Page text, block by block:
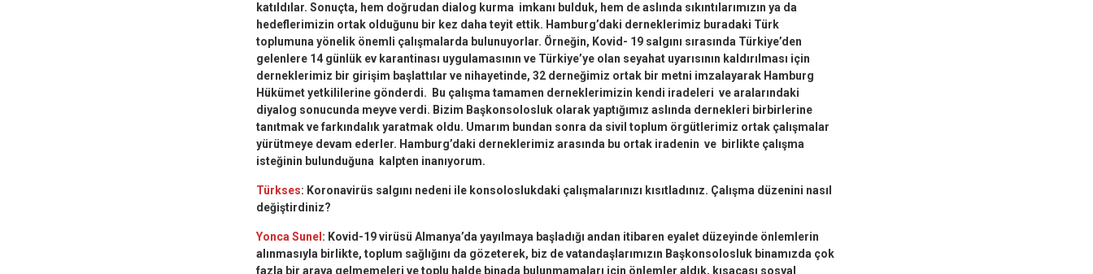
katıldılar. Sonuçta, hem doğrudan dialog kurma imkanı bulduk, hem de aslında sıkıntılarımızın ya da
hedeflerimizin ortak olduğunu bir kez daha teyit ettik. Hamburg’daki derneklerimiz buradaki Türk
toplumuna yönelik önemli çalışmalarda bulunuyorlar. Örneğin, Kovid- 19 salgını sırasında Türkiye’den
gelenlere 14 günlük ev karantinası uygulamasının ve Türkiye’ye olan seyahat uyarısının kaldırılması için
derneklerimiz bir girişim başlattılar ve nihayetinde, 32 derneğimiz ortak bir metni imzalayarak Hamburg
Hükümet yetkililerine gönderdi.
Bu çalışma tamamen derneklerimizin kendi iradeleri ve aralarındaki
diyalog sonucunda meyve verdi. Bizim Başkonsolosluk olarak yaptığımız aslında dernekleri birbirlerine
tanıtmak ve farkındalık yaratmak oldu. Umarım bundan sonra da sivil toplum örgütlerimiz ortak çalışmalar
yürütmeye devam ederler. Hamburg’daki derneklerimiz arasında bu ortak iradenin ve birlikte çalışma
isteğinin bulunduğuna kalpten inanıyorum.
Türkses: Koronavirüs salgını nedeni ile konsoloslukdaki çalışmalarınızı kısıtladınız. Çalışma düzenini nasıl
değiştirdiniz?
Yonca Sunel : Kovid-19 virüsü Almanya’da yayılmaya başladığı andan itibaren eyalet düzeyinde önlemlerin
alınmasıyla birlikte, toplum sağlığını da gözeterek, biz de vatandaşlarımızın Başkonsolosluk binamızda çok
fazla bir araya gelmemeleri ve toplu halde binada bulunmamaları için önlemler aldık, kısacası sosyal